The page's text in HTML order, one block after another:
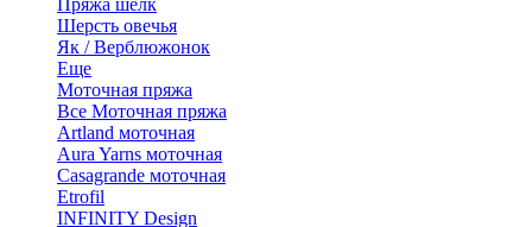
Шерсть овечья
Як / Верблюжонок
Еще
Моточная пряжа
Все Моточная пряжа
Artland моточная
Aura Yarns моточная
Casagrande моточная
Etrofil
INFINITY Design